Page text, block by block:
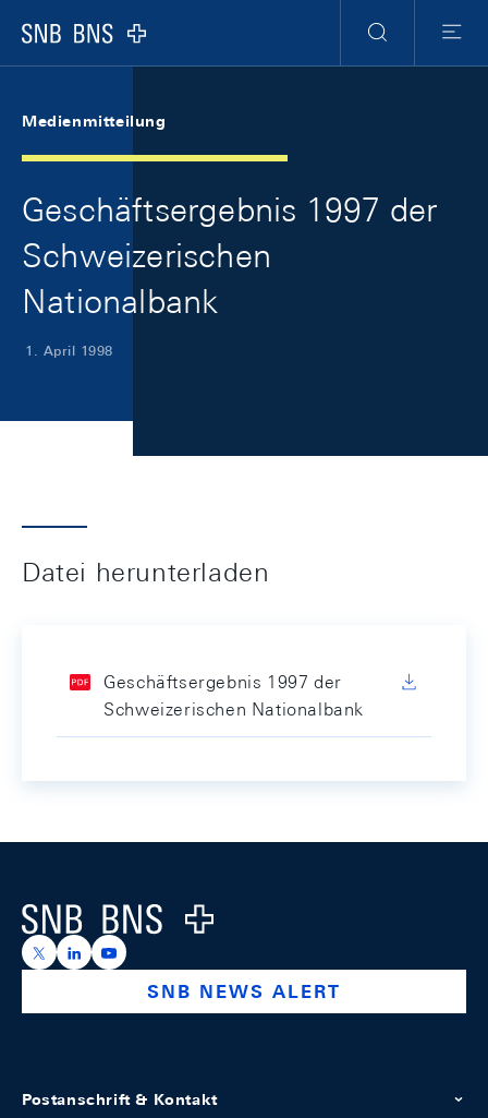
Logo
Suche
Menu
Medienmitteilung
Geschäftsergebnis 1997 der
Schweizerischen
Nationalbank
1. April 1998
Datei herunterladen
Geschäftsergebnis 1997 der
Schweizerischen Nationalbank
Logo
https://x.com/snb_bns
https://ch.linkedin.com/company/swiss-national-
https://www.youtube.com/@swissnationalbank
SNB NEWS ALERT
Postanschrift & Kontakt